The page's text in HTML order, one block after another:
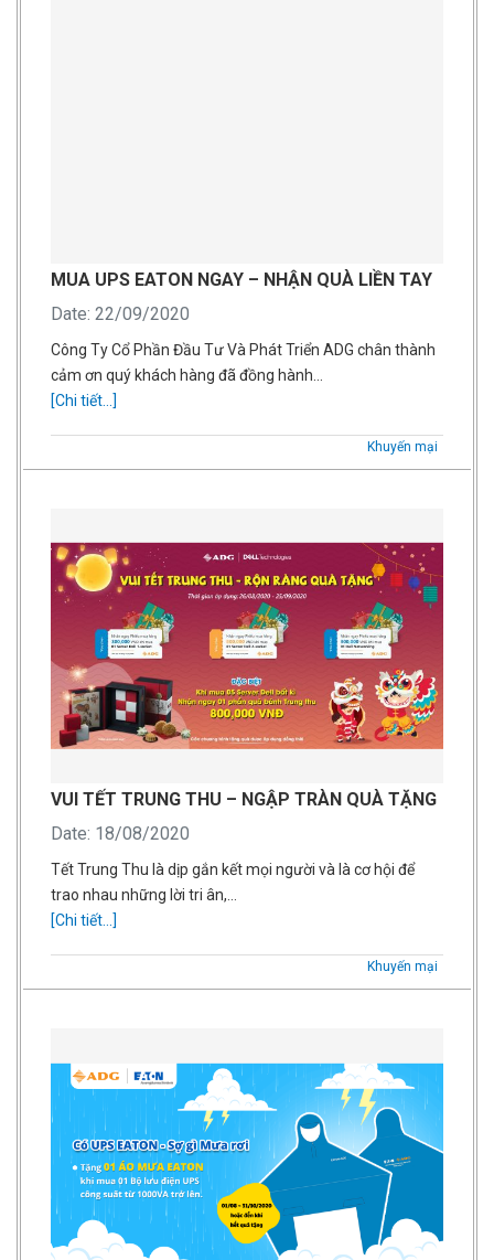
MUA UPS EATON NGAY – NHẬN QUÀ LIỀN TAY
Date: 22/09/2020
Công Ty Cổ Phần Đầu Tư Và Phát Triển ADG chân thành
cảm ơn quý khách hàng đã đồng hành…
[Chi tiết...]
Khuyến mại
VUI TẾT TRUNG THU – NGẬP TRÀN QUÀ TẶNG
Date: 18/08/2020
Tết Trung Thu là dịp gắn kết mọi người và là cơ hội để
trao nhau những lời tri ân,…
[Chi tiết...]
Khuyến mại